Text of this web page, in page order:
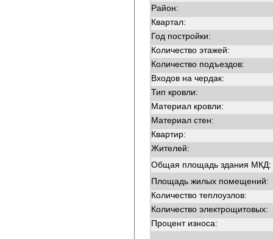
Район:
Квартал:
Год постройки:
Количество этажей:
Количество подъездов:
Входов на чердак:
Тип кровли:
Материал кровли:
Материал стен:
Квартир:
Жителей:
Общая площадь здания МКД:
Площадь жилых помещений:
Количество теплоузлов:
Количество электрощитовых:
Процент износа: